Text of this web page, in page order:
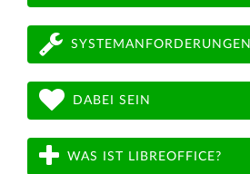
SYSTEMANFORDERUNGEN
DABEI SEIN
WAS IST LIBREOFFICE?